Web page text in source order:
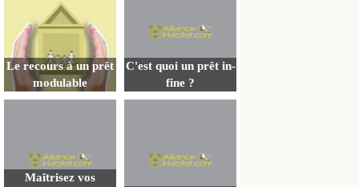
Le recours à un prêt
modulable
C'est quoi un prêt in-
fine ?
Maîtrisez vos